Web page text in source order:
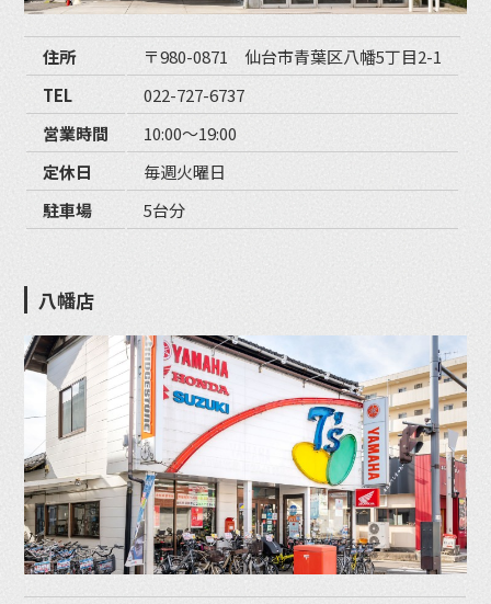
住所
〒980-0871 仙台市青葉区八幡5丁目2-1
TEL
022-727-6737
営業時間
10:00〜19:00
定休日
毎週火曜日
駐車場
5台分
八幡店